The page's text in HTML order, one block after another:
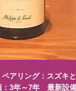
アリング：スズキ
：3年～7年 最新設